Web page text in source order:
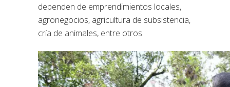
dependen de emprendimientos locales,
agronegocios, agricultura de subsistencia,
cría de animales, entre otros.